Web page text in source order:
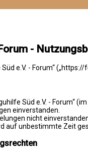
-
e.V. - Forum“
Süd e.V. - Forum“
einverstanden.
nicht
auf unbestimmte Zeit